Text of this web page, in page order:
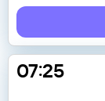
07:25